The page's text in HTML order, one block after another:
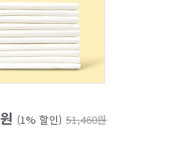
(1% 할인) 51,460원